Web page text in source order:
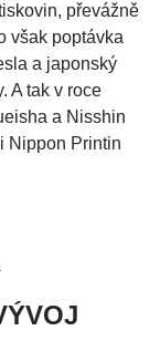
převážně
však poptávka
a japonský
A tak v roce
a Nisshin
Nippon Printin